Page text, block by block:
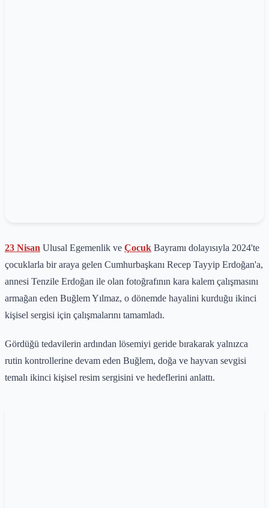
23 Nisan Ulusal Egemenlik ve Çocuk Bayramı dolayısıyla 2024'te
çocuklarla bir araya gelen Cumhurbaşkanı Recep Tayyip Erdoğan'a,
annesi Tenzile Erdoğan ile olan fotoğrafının kara kalem çalışmasını
armağan eden Buğlem Yılmaz, o dönemde hayalini kurduğu ikinci
kişisel sergisi için çalışmalarını tamamladı.
Gördüğü tedavilerin ardından lösemiyi geride bırakarak yalnızca
rutin kontrollerine devam eden Buğlem, doğa ve hayvan sevgisi
temalı ikinci kişisel resim sergisini ve hedeflerini anlattı.